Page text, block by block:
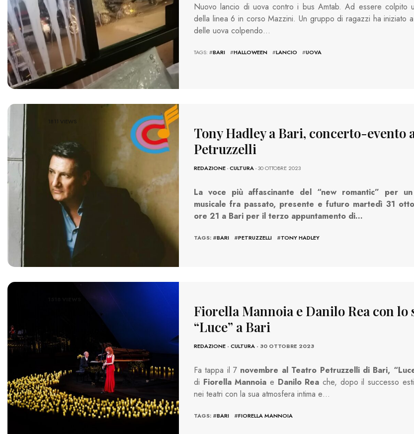
Nuovo lancio di uova contro i bus Amtab. Ad essere colpito
della linea 6 in corso Mazzini. Un gruppo di ragazzi ha iniziato
delle uova colpendo…
TAGS: #BARI #HALLOWEEN #LANCIO #UOVA
1811 VIEWS
Tony Hadley a Bari, concerto-evento
Petruzzelli
REDAZIONE-CULTURA- 30 OTTOBRE 2023
La voce più affascinante del “new romantic” per
musicale fra passato, presente e futuro martedì 31
ore 21 a Bari per il terzo appuntamento di…
TAGS: #BARI #PETRUZZELLI #TONY HADLEY
Fiorella Mannoia e Danilo Rea con lo
“Luce” a Bari
REDAZIONE- CULTURA- 30 OTTOBRE 2023
Fa tappa il 7 novembre al Teatro Petruzzelli di Bari,
di Fiorella Mannoia e Danilo Rea che, dopo il successo
nei teatri con la sua atmosfera intima e…
TAGS: #BARI #FIORELLA MANNOIA